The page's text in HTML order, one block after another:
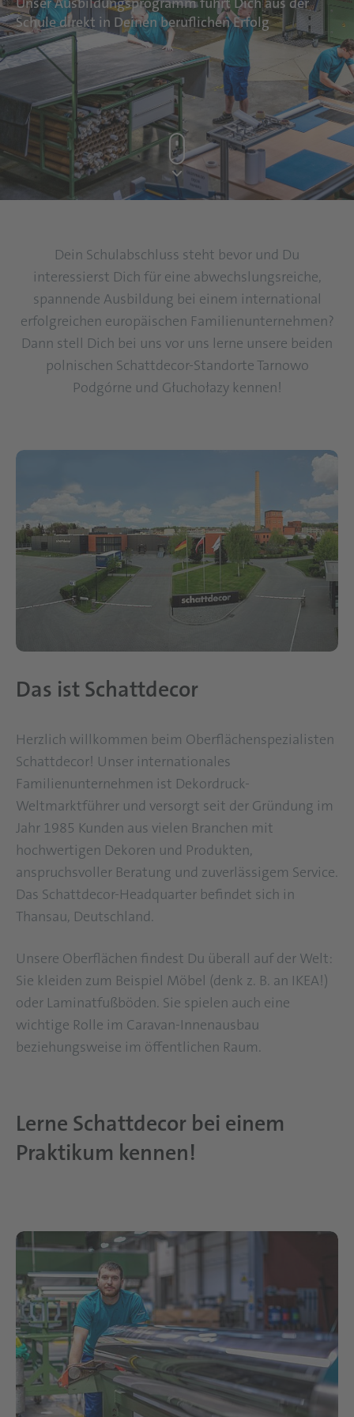
Schule direkt in Deinen beruflichen Erfolg
Dein Schulabschluss steht bevor und Du
interessierst Dich für eine abwechslungsreiche,
spannende Ausbildung bei einem international
erfolgreichen europäischen Familienunternehmen?
Dann stell Dich bei uns vor uns lerne unsere beiden
polnischen Schattdecor-Standorte Tarnowo
Podgórne und Głuchołazy kennen!
Das ist Schattdecor
Herzlich willkommen beim Oberflächenspezialisten
Schattdecor! Unser internationales
Familienunternehmen ist Dekordruck-
Weltmarktführer und versorgt seit der Gründung im
Jahr 1985 Kunden aus vielen Branchen mit
hochwertigen Dekoren und Produkten,
anspruchsvoller Beratung und zuverlässigem Service.
Das Schattdecor-Headquarter befindet sich in
Thansau, Deutschland.
Unsere Oberflächen findest Du überall auf der Welt:
Sie kleiden zum Beispiel Möbel (denk z. B. an IKEA!)
oder Laminatfußböden. Sie spielen auch eine
wichtige Rolle im Caravan-Innenausbau
beziehungsweise im öffentlichen Raum.
Lerne Schattdecor bei einem
Praktikum kennen!